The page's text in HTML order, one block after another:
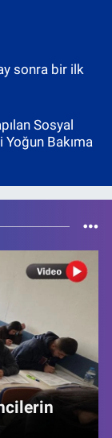
sonra bir ilk
Sosyal
Bakıma